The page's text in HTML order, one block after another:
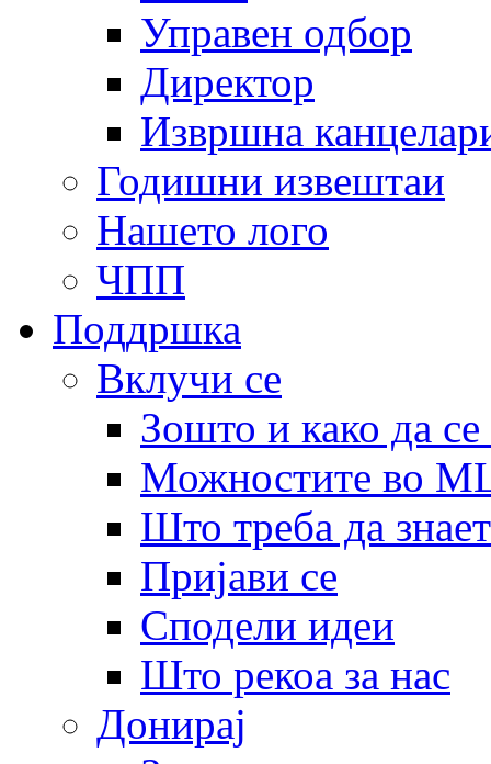
Управен одбор
Директор
Извршна
Годишни извештаи
Нашето лого
ЧПП
Поддршка
Вклучи се
Зошто и како да
Можностите во
Што треба да
Пријави се
Сподели идеи
Што рекоа за нас
Донирај